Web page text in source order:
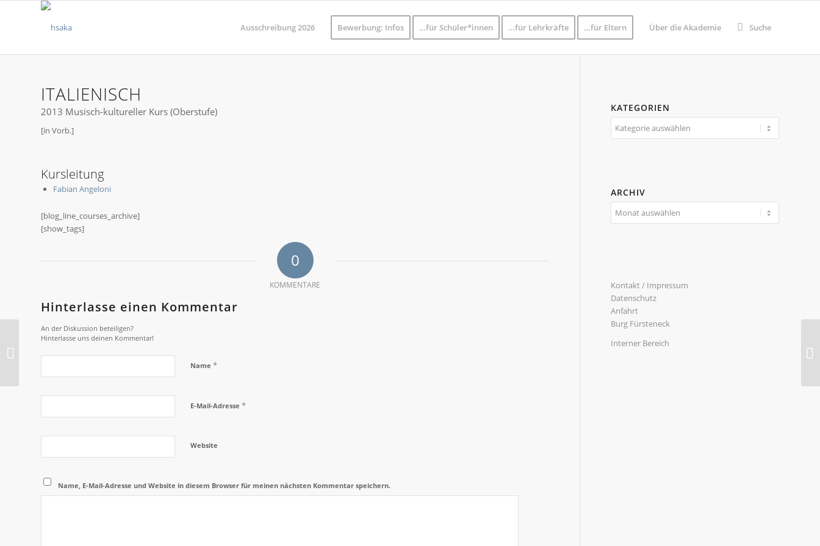
Ausschreibung 2026 Bewerbung: Infos …für Schüler*innen …für Lehrkräfte …für Eltern Über die Akademie Suche
ITALIENISCH
2013 Musisch-kultureller Kurs (Oberstufe)
[in Vorb.]
Kursleitung
Fabian Angeloni
[blog_line_courses_archive]
[show_tags]
0
KOMMENTARE
Hinterlasse einen Kommentar
An der Diskussion beteiligen?
Hinterlasse uns deinen Kommentar!
Name *
E-Mail-Adresse *
Website
Name, E-Mail-Adresse und Website in diesem Browser für meinen nächsten Kommentar speichern.
KATEGORIEN
Kategorien
ARCHIV
Kontakt / Impressum
Datenschutz
Anfahrt
Burg Fürsteneck
Interner Bereich